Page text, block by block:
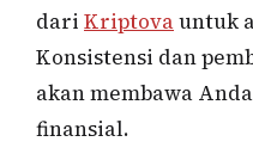
dari Kriptovauntuk
Konsistensi dan
akan membawa
finansial.